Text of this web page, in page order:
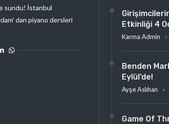
sundu! İstanbul
dan piyano dersleri
Etkinliği 4
Karma Admin
Benden
Eylül’de!
Ayşe Aslıhan
Game Of